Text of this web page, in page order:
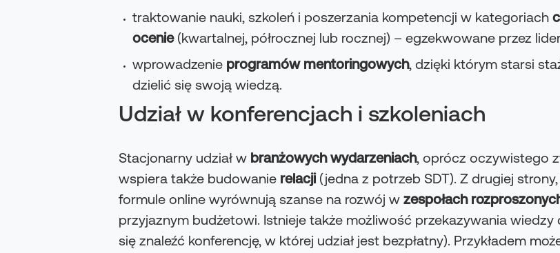
traktowanie nauki, szkoleń i poszerzania kompetencji w kategoriach
ocenie (kwartalnej, półrocznej lub rocznej) – egzekwowane przez
wprowadzenie programów mentoringowych, dzięki którym starsi
dzielić się swoją wiedzą.
Udział w konferencjach i szkoleniach
Stacjonarny udział w branżowych wydarzeniach, oprócz oczywistego
wspiera także budowanie relacji(jedna z potrzeb SDT). Z drugiej
formule online wyrównują szanse na rozwój w zespołach
przyjaznym budżetowi. Istnieje także możliwość przekazywania
się znaleźć konferencję, w której udział jest bezpłatny). Przykładem